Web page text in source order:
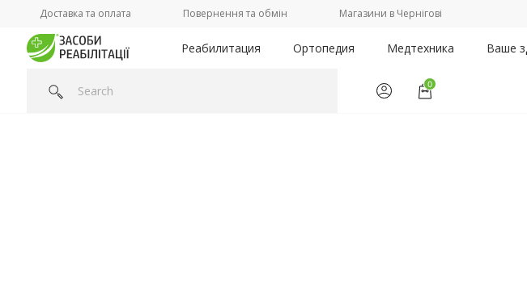
Доставка та оплата Повернення та обмін Магазини в Чернігові
Реабилитация Ортопедия Медтехника Ваше
0
Головна/Категорії / Приспособление для ноги, наколенники